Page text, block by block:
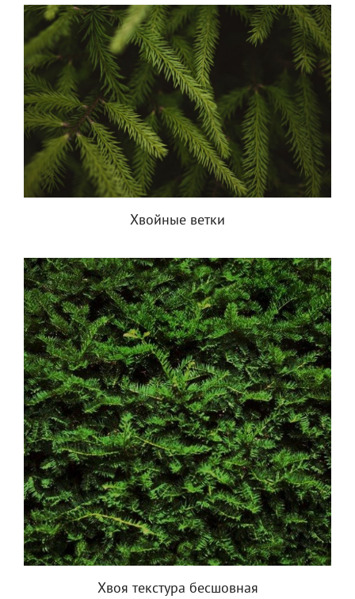
Хвойные ветки
Хвоя текстура бесшовная